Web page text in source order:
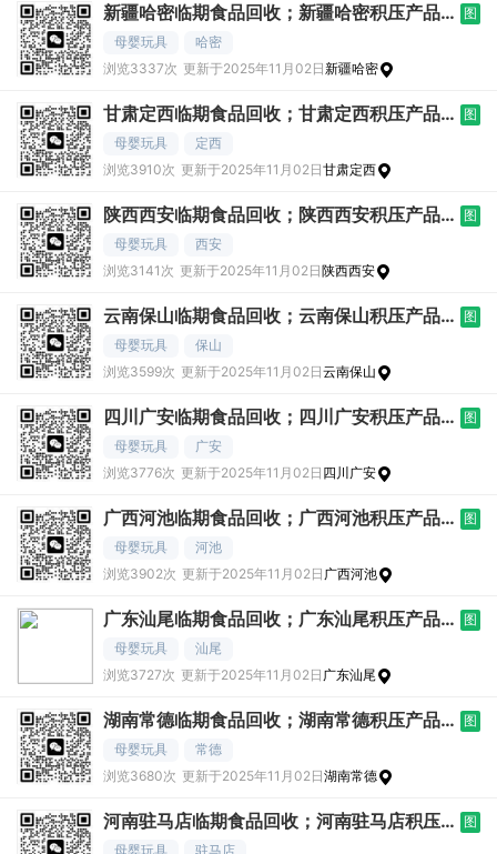
新疆哈密临期食品回收；新疆哈密积压产品
求购；新疆
图
母婴玩具
哈密
浏览3337次 更新于2025年11月02日新疆哈密
甘肃定西临期食品回收；甘肃定西积压产品
求购；甘肃
图
母婴玩具
定西
浏览3910次 更新于2025年11月02日甘肃定西
陕西西安临期食品回收；陕西西安积压产品
求购；陕西
图
母婴玩具
西安
浏览3141次 更新于2025年11月02日陕西西安
云南保山临期食品回收；云南保山积压产品
求购；云南
图
母婴玩具
保山
浏览3599次 更新于2025年11月02日云南保山
四川广安临期食品回收；四川广安积压产品
求购；四川
图
母婴玩具
广安
浏览3776次 更新于2025年11月02日 四川广安
广西河池临期食品回收；广西河池积压产品
求购；广西
图
母婴玩具
河池
浏览3902次 更新于2025年11月02日 广西河池
广东汕尾临期食品回收；广东汕尾积压产品
求购；广东
图
母婴玩具
汕尾
浏览3727次 更新于2025年11月02日 广东汕尾
湖南常德临期食品回收；湖南常德积压产品
求购；湖南
图
母婴玩具
常德
浏览3680次 更新于2025年11月02日湖南常德
河南驻马店临期食品回收；河南驻马店积压
产品求购；
图
母婴玩具
驻马店